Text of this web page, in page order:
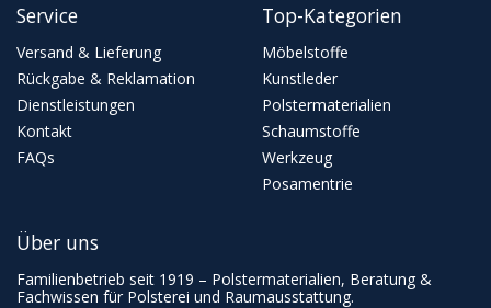
Service
Versand & Lieferung
Rückgabe & Reklamation
Dienstleistungen
Kontakt
FAQs
Top-Kategorien
Möbelstoffe
Kunstleder
Polstermaterialien
Schaumstoffe
Werkzeug
Posamentrie
Über uns
Familienbetrieb seit 1919 – Polstermaterialien, Beratung &
Fachwissen für Polsterei und Raumausstattung.